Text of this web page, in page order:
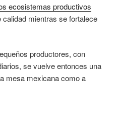
ecosistemas productivos
mientras se fortalece
productores, con
se vuelve entonces una
mesa mexicana como a